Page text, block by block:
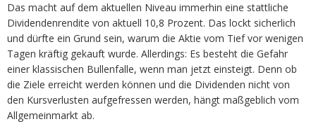
Das macht auf dem aktuellen Niveau immerhin eine stattliche
Dividendenrendite von aktuell 10,8 Prozent. Das lockt sicherlich
und dürfte ein Grund sein, warum die Aktie vom Tief vor wenigen
Tagen kräftig gekauft wurde. Allerdings: Es besteht die Gefahr
einer klassischen Bullenfalle, wenn man jetzt einsteigt. Denn ob
die Ziele erreicht werden können und die Dividenden nicht von
den Kursverlusten aufgefressen werden, hängt maßgeblich vom
Allgemeinmarkt ab.